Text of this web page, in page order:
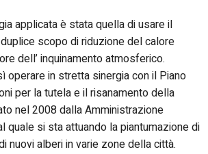
applicata è stata quella di usare il
scopo di riduzione del calore
dell’ inquinamento atmosferico.
operare in stretta sinergia con il Piano
per la tutela e il risanamento della
nel 2008 dalla Amministrazione
quale si sta attuando la piantumazione di
nuovi alberi in varie zone della città.